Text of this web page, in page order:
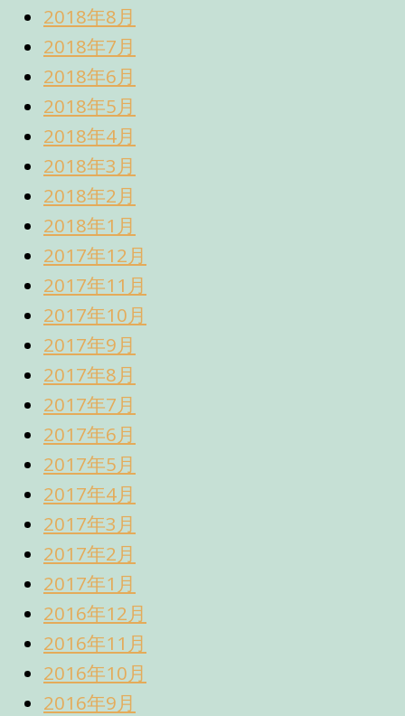
2018年8月
2018年7月
2018年6月
2018年5月
2018年4月
2018年3月
2018年2月
2018年1月
2017年12月
2017年11月
2017年10月
2017年9月
2017年8月
2017年7月
2017年6月
2017年5月
2017年4月
2017年3月
2017年2月
2017年1月
2016年12月
2016年11月
2016年10月
2016年9月